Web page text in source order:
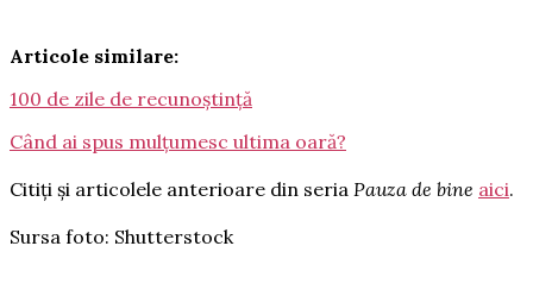
Articole similare:
100 de zile de recunoștință
Când ai spus mulțumesc ultima oară?
Citiți și articolele anterioare din seria Pauza de bine aici.
Sursa foto: Shutterstock